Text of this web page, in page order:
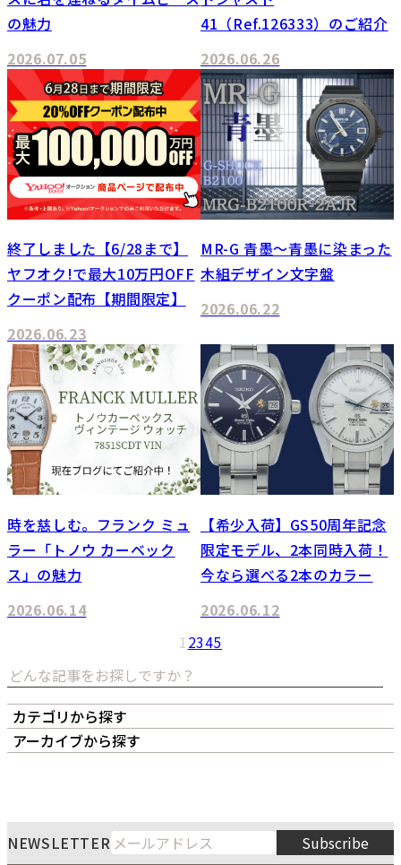
の魅力
2026.07.05
41（Ref.126333）のご紹介
2026.06.26
終了しました【6/28まで】
ヤフオク!で最大10万円OFF
クーポン配布【期間限定】
2026.06.23
MR-G 青墨～青墨に染まった
木組デザイン文字盤
2026.06.22
時を慈しむ。フランク ミュ
ラー「トノウ カーベック
ス」の魅力
2026.06.14
【希少入荷】GS50周年記念
限定モデル、2本同時入荷！
今なら選べる2本のカラー
2026.06.12
12345
カテゴリから探す
オーナーズボイス
アーカイブから探す
2026
3
4 5 6 7 8
9
10
11 12 13 15
16
NEWSLETTER Subscribe